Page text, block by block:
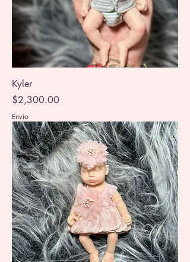
Kyler
Precio
$2,300.00
Envio